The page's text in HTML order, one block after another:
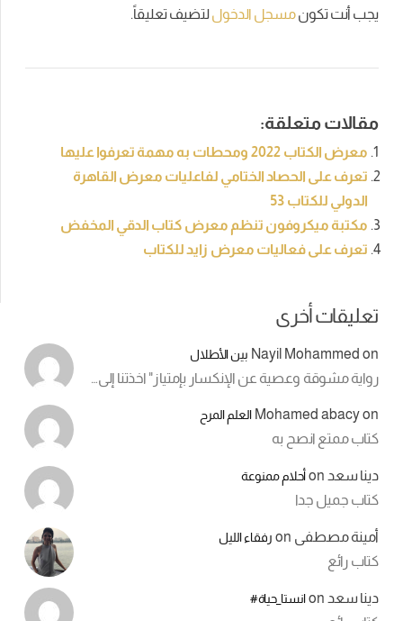
يجب أنت تكونمسجل الدخوللتضيف تعليقاً.
مقالات متعلقة:
معرض الكتاب 2022 ومحطات به مهمة تعرفوا عليها
تعرف على الحصاد الختامي لفاعليات معرض القاهرة
الدولي للكتاب 53
مكتبة ميكروفون تنظم معرض كتاب الدقي المخفض
تعرف على فعاليات معرض زايد للكتاب
تعليقات أخرى
Nayil Mohammed on بين الأطلال
رواية مشوقة وعصية عن الإنكسار بإمتياز" اخذتنا إلى…
Mohamed abacyon العلم المرح
كتاب ممتع انصح به
دينا سعد onأحلام ممنوعة
كتاب جميل جدا
أمينة مصطفى on رفقاء الليل
كتاب رائع
دينا سعد onانستا_حياة#